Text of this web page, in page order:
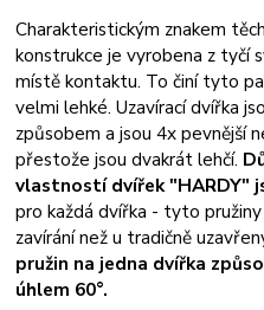
Charakteristickým znakem
konstrukce je vyrobena z tyčí
místě kontaktu. To činí tyto
velmi lehké. Uzavírací dvířka
způsobem a jsou 4x pevnější
přestože jsou dvakrát lehčí.
vlastností dvířek "HARDY"
pro každá dvířka - tyto
zavírání než u tradičně
pružin na jedna dvířka
úhlem 60°.